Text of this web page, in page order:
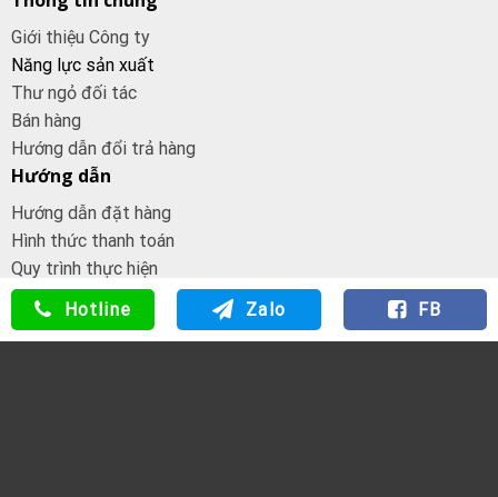
Giới thiệu Công ty
Năng lực sản xuất
Thư ngỏ đối tác
Bán hàng
Hướng dẫn đổi trả hàng
Hướng dẫn
Hướng dẫn đặt hàng
Hình thức thanh toán
Quy trình thực hiện
Dịch vụ chuyển SHIP COD
Đăng ký đại
Hotline Zalo FB